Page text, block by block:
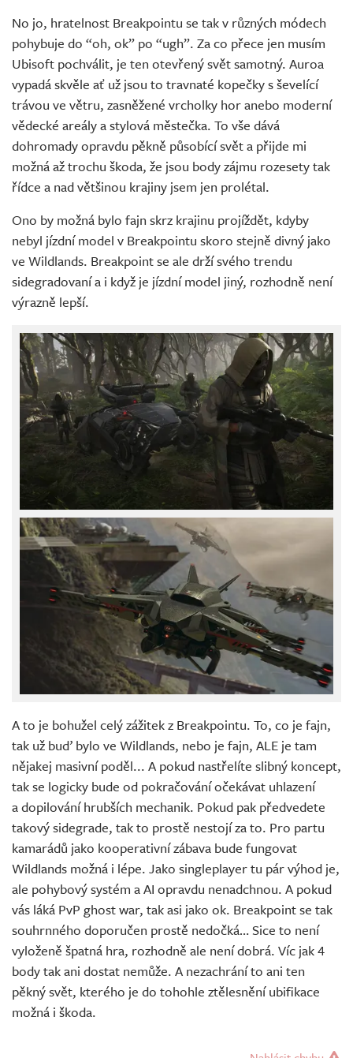
No jo, hratelnost Breakpointu se tak v různých módech
pohybuje do “oh, ok” po “ugh”. Za co přece jen musím
Ubisoft pochválit, je ten otevřený svět samotný. Auroa
vypadá skvěle ať už jsou to travnaté kopečky s ševelící
trávou ve větru, zasněžené vrcholky hor anebo moderní
vědecké areály a stylová městečka. To vše dává
dohromady opravdu pěkně působící svět a přijde mi
možná až trochu škoda, že jsou body zájmu rozesety tak
řídce a nad většinou krajiny jsem jen prolétal.
Ono by možná bylo fajn skrz krajinu projíždět, kdyby
nebyl jízdní model v Breakpointu skoro stejně divný jako
ve Wildlands. Breakpoint se ale drží svého trendu
sidegradovaní a i když je jízdní model jiný, rozhodně není
výrazně lepší.
A to je bohužel celý zážitek z Breakpointu. To, co je fajn,
tak už buď bylo ve Wildlands, nebo je fajn, ALE je tam
nějakej masivní poděl... A pokud nastřelíte slibný koncept,
tak se logicky bude od pokračování očekávat uhlazení
a dopilování hrubších mechanik. Pokud pak předvedete
takový sidegrade, tak to prostě nestojí za to. Pro partu
kamarádů jako kooperativní zábava bude fungovat
Wildlands možná i lépe. Jako singleplayer tu pár výhod je,
ale pohybový systém a AI opravdu nenadchnou. A pokud
vás láká PvP ghost war, tak asi jako ok. Breakpoint se tak
souhrnného doporučen prostě nedočká… Sice to není
vyloženě špatná hra, rozhodně ale není dobrá. Víc jak 4
body tak ani dostat nemůže. A nezachrání to ani ten
pěkný svět, kterého je do tohohle ztělesnění ubifikace
možná i škoda.